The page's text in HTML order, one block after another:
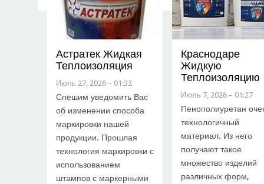
Астратек Жидкая
Теплоизоляция
Июль 27, 2026 – 01:32
Спешим уведомить Вас
об изменении способа
маркировки нашей
продукции. Прошлая
технология маркировки с
использованием
штампов с маркерными
Краснодаре
Жидкую
Теплоизоляцию
Июль 7, 2026 – 01:27
Пенополиуретан
технологичный
материал. Из него
получают такое
множество изделий
различных форм,